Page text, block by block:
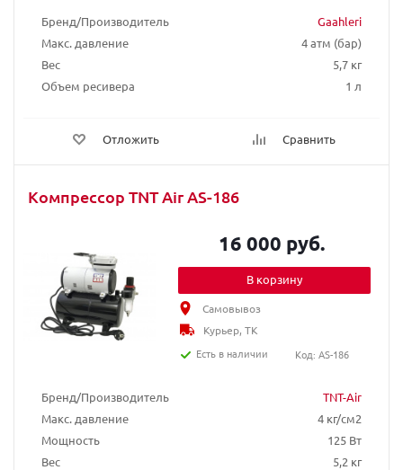
Бренд/Производитель
Gaahleri
Макс. давление
4 атм (бар)
Вес
5,7 кг
Объем ресивера
1 л
Отложить Сравнить
Компрессор TNT Air AS-186
Бренд/Производитель
TNT-Air
Макс. давление
4 кг/см2
Мощность
125 Вт
Вес
5,2 кг
16 000 руб.
В корзину
Самовывоз
Курьер, ТК
Есть в наличии
Код: AS-186